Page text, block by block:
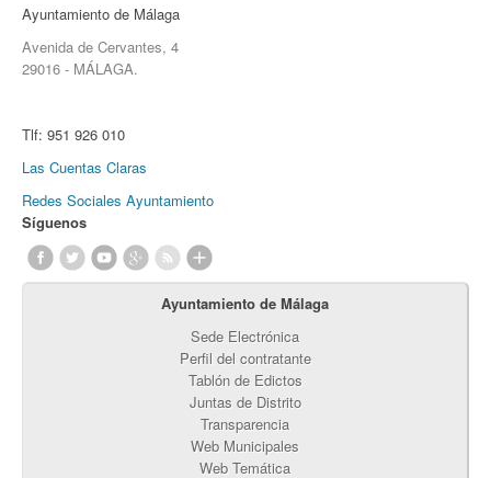
Ayuntamiento de Málaga
Avenida de Cervantes, 4
29016 - MÁLAGA.
Tlf: 951 926 010
Las Cuentas Claras
Redes Sociales Ayuntamiento
Síguenos
Ayuntamiento de Málaga
Sede Electrónica
Perfil del contratante
Tablón de Edictos
Juntas de Distrito
Transparencia
Web Municipales
Web Temática